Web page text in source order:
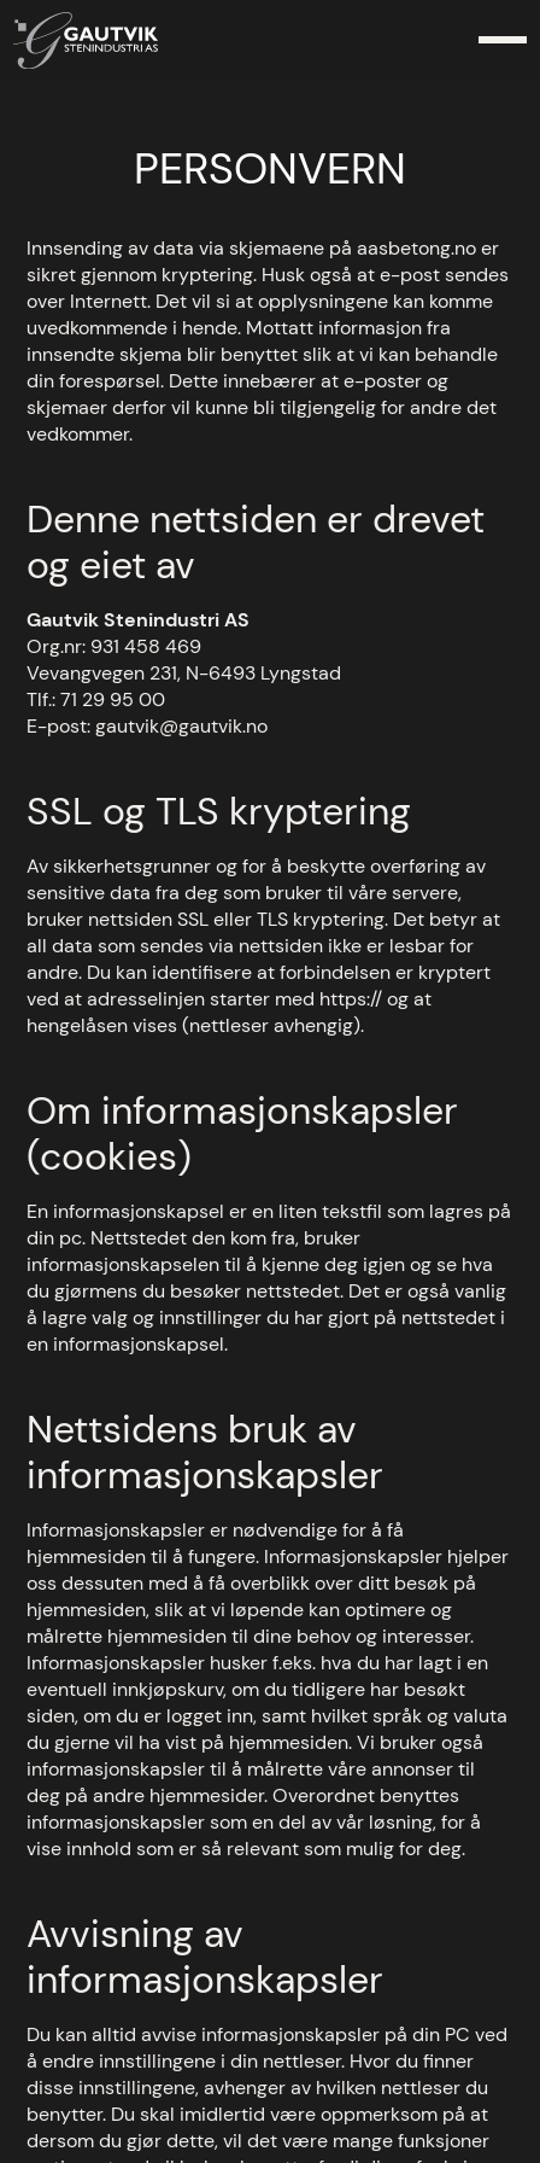
PERSONVERN
Innsending av data via skjemaene på aasbetong.no er
sikret gjennom kryptering. Husk også at e-post sendes
over Internett. Det vil si at opplysningene kan komme
uvedkommende i hende. Mottatt informasjon fra
innsendte skjema blir benyttet slik at vi kan behandle
din forespørsel. Dette innebærer at e-poster og
skjemaer derfor vil kunne bli tilgjengelig for andre det
vedkommer.
Denne nettsiden er drevet
og eiet av
Gautvik Stenindustri AS
Org.nr: 931 458 469
Vevangvegen 231, N-6493 Lyngstad
Tlf.: 71 29 95 00
E-post: gautvik@gautvik.no
SSL og TLS kryptering
Av sikkerhetsgrunner og for å beskytte overføring av
sensitive data fra deg som bruker til våre servere,
bruker nettsiden SSL eller TLS kryptering. Det betyr at
all data som sendes via nettsiden ikke er lesbar for
andre. Du kan identifisere at forbindelsen er kryptert
ved at adresselinjen starter med https:// og at
hengelåsen vises (nettleser avhengig).
Om informasjonskapsler
(cookies)
En informasjonskapsel er en liten tekstfil som lagres på
din pc. Nettstedet den kom fra, bruker
informasjonskapselen til å kjenne deg igjen og se hva
du gjørmens du besøker nettstedet. Det er også vanlig
å lagre valg og innstillinger du har gjort på nettstedet i
en informasjonskapsel.
Nettsidens bruk av
informasjonskapsler
Informasjonskapsler er nødvendige for å få
hjemmesiden til å fungere. Informasjonskapsler hjelper
oss dessuten med å få overblikk over ditt besøk på
hjemmesiden, slik at vi løpende kan optimere og
målrette hjemmesiden til dine behov og interesser.
Informasjonskapsler husker f.eks. hva du har lagt i en
eventuell innkjøpskurv, om du tidligere har besøkt
siden, om du er logget inn, samt hvilket språk og valuta
du gjerne vil ha vist på hjemmesiden. Vi bruker også
informasjonskapsler til å målrette våre annonser til
deg på andre hjemmesider. Overordnet benyttes
informasjonskapsler som en del av vår løsning, for å
vise innhold som er så relevant som mulig for deg.
Avvisning av
informasjonskapsler
Du kan alltid avvise informasjonskapsler på din PC ved
å endre innstillingene i din nettleser. Hvor du finner
disse innstillingene, avhenger av hvilken nettleser du
benytter. Du skal imidlertid være oppmerksom på at
dersom du gjør dette, vil det være mange funksjoner